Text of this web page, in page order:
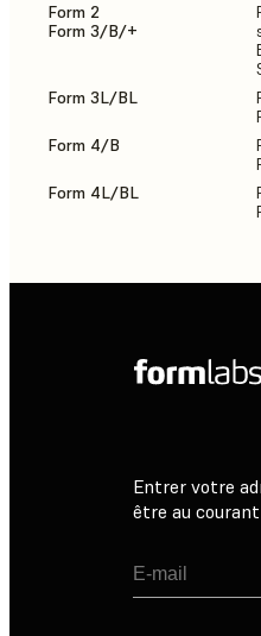
Form 2
Form 3/B/+
Form 3L/BL
Form 4/B
Form 4L/BL
Entrer votre
être au